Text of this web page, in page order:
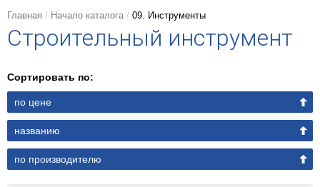
Главная Начало каталога 09. Инструменты
Строительный инструмент
Сортировать по:
по цене
названию
по производителю